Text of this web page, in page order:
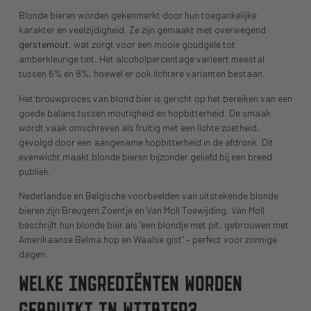
Blonde bieren worden gekenmerkt door hun toegankelijke
karakter en veelzijdigheid. Ze zijn gemaakt met overwegend
gerstemout, wat zorgt voor een mooie goudgele tot
amberkleurige tint. Het alcoholpercentage varieert meestal
tussen 6% en 8%, hoewel er ook lichtere varianten bestaan.
Het brouwproces van blond bier is gericht op het bereiken van een
goede balans tussen moutigheid en hopbitterheid. De smaak
wordt vaak omschreven als fruitig met een lichte zoetheid,
gevolgd door een aangename hopbitterheid in de afdronk. Dit
evenwicht maakt blonde bieren bijzonder geliefd bij een breed
publiek.
Nederlandse en Belgische voorbeelden van uitstekende blonde
bieren zijn Breugem Zoentje en Van Moll Toewijding. Van Moll
beschrijft hun blonde bier als “een blondje met pit, gebrouwen met
Amerikaanse Belma hop en Waalse gist” – perfect voor zonnige
dagen.
WELKE INGREDIËNTEN WORDEN